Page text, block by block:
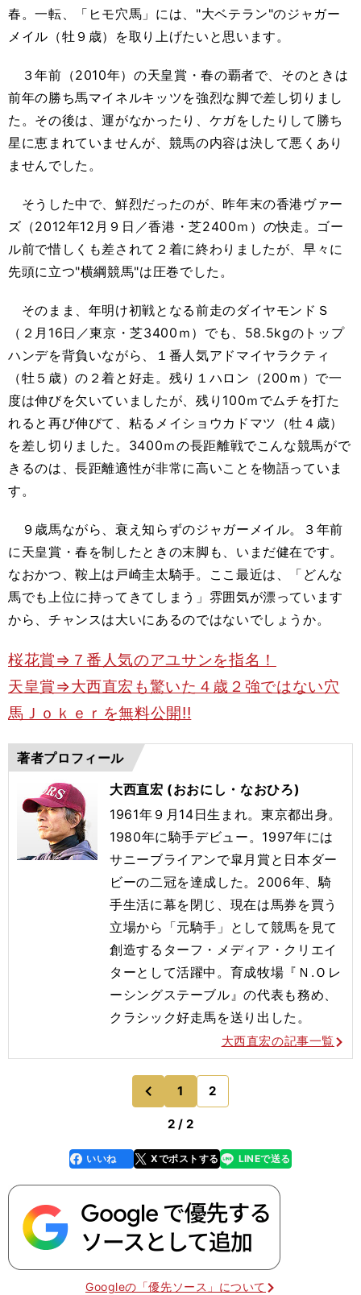
春。一転、「ヒモ穴馬」には、"大ベテラン"のジャガー
メイル（牡９歳）を取り上げたいと思います。
３年前（2010年）の天皇賞・春の覇者で、そのときは
前年の勝ち馬マイネルキッツを強烈な脚で差し切りまし
た。その後は、運がなかったり、ケガをしたりして勝ち
星に恵まれていませんが、競馬の内容は決して悪くあり
ませんでした。
そうした中で、鮮烈だったのが、昨年末の香港ヴァー
ズ（2012年12月９日／香港・芝2400ｍ）の快走。ゴー
ル前で惜しくも差されて２着に終わりましたが、早々に
先頭に立つ"横綱競馬"は圧巻でした。
そのまま、年明け初戦となる前走のダイヤモンドＳ
（２月16日／東京・芝3400ｍ）でも、58.5kgのトップ
ハンデを背負いながら、１番人気アドマイヤラクティ
（牡５歳）の２着と好走。残り１ハロン（200ｍ）で一
度は伸びを欠いていましたが、残り100ｍでムチを打た
れると再び伸びて、粘るメイショウカドマツ（牡４歳）
を差し切りました。3400ｍの長距離戦でこんな競馬がで
きるのは、長距離適性が非常に高いことを物語っていま
す。
９歳馬ながら、衰え知らずのジャガーメイル。３年前
に天皇賞・春を制したときの末脚も、いまだ健在です。
なおかつ、鞍上は戸崎圭太騎手。ここ最近は、「どんな
馬でも上位に持ってきてしまう」雰囲気が漂っています
から、チャンスは大いにあるのではないでしょうか。
桜花賞⇒７番人気のアユサンを指名！
天皇賞⇒大西直宏も驚いた４歳２強ではない穴
馬Ｊｏｋｅｒを無料公開!!
著者プロフィール
大西直宏 (おおにし・なおひろ)
1961年９月14日生まれ。東京都出身。
1980年に騎手デビュー。1997年には
サニーブライアンで皐月賞と日本ダー
ビーの二冠を達成した。2006年、騎
手生活に幕を閉じ、現在は馬券を買う
立場から「元騎手」として競馬を見て
創造するターフ・メディア・クリエイ
ターとして活躍中。育成牧場『Ｎ.Ｏレ
ーシングステーブル』の代表も務め、
クラシック好走馬を送り出した。
大西直宏の記事一覧
前
1 2
2 / 2
faceboo
k
いいね Xでポストする
line LINEで送る
Googleの「優先ソース」について